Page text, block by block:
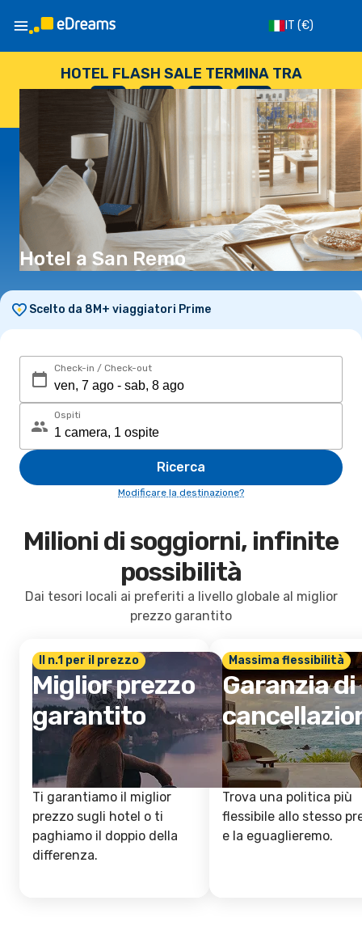
IT (€)
HOTEL FLASH SALE TERMINA TRA
--
GIORNI
: --
ORE
: --
SECONDI
Hotel a San Remo
Scelto da 8M+ viaggiatori Prime
Check-in / Check-out
Ospiti
Ricerca
Modificare la destinazione?
Milioni di soggiorni, infinite
possibilità
Dai tesori locali ai preferiti a livello globale al miglior
prezzo garantito
Il n.1 per il prezzo
Miglior prezzo
garantito
Ti garantiamo il miglior
prezzo sugli hotel o ti
paghiamo il doppio della
differenza.
Massima flessibilità
Garanzia di
Trova una politica più
flessibile allo stesso
e la eguaglieremo.